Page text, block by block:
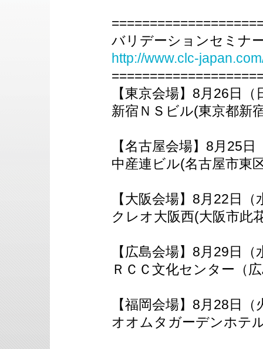
バリデーションセミナ
http://www.clc-
【東京会場】8月26日（
新宿ＮＳビル(東京都新
【名古屋会場】8月25日
中産連ビル(名古屋市東
【大阪会場】8月22日（
クレオ大阪西(大阪市此
【広島会場】8月29日（
ＲＣＣ文化センター（
【福岡会場】8月28日（
オオムタガーデンホテ